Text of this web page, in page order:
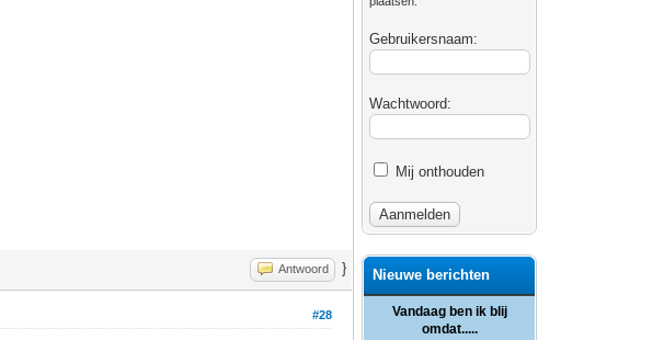
Antwoord }
#28
Gebruikersnaam:
Wachtwoord:
Mij onthouden
Nieuwe berichten
Vandaag ben ik blij
omdat.....